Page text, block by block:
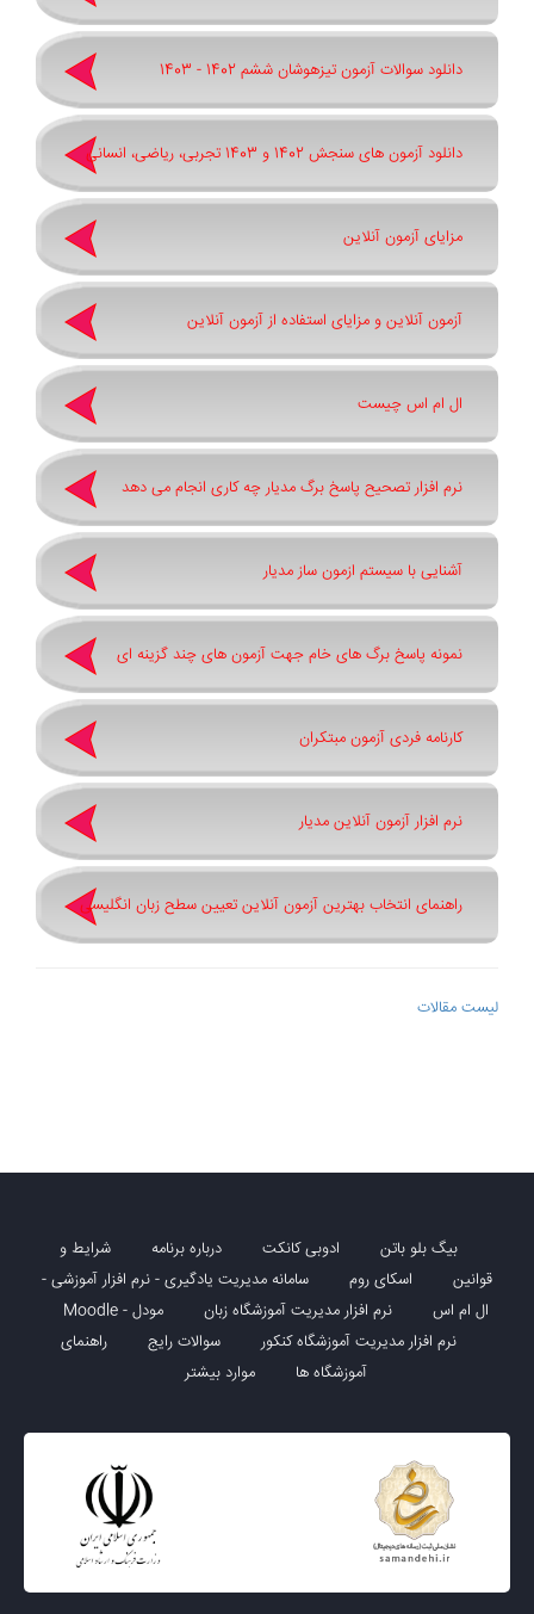
دانلود سوالات آزمون تیزهوشان ششم 1402 - 1403
دانلود آزمون های سنجش 1402 و 1403 تجربی، ریاضی، انسانی
مزایای آزمون آنلاین
آزمون آنلاین و مزایای استفاده از آزمون آنلاین
ال ام اس چیست
نرم افزار تصحیح پاسخ برگ مدیار چه کاری انجام می دهد
آشنایی با سیستم ازمون ساز مدیار
نمونه پاسخ برگ های خام جهت آزمون های چند گزینه ای
کارنامه فردی آزمون مبتکران
نرم افزار آزمون آنلاین مدیار
راهنمای انتخاب بهترین آزمون آنلاین تعیین سطح زبان انگلیسی
لیست مقالات
بیگ بلو باتن ادوبی کانکت درباره برنامه
شرایط و
قوانین
اسکای روم
سامانه مدیریت یادگیری - نرم افزار آموزشی -
ال ام اس
نرم افزار مدیریت آموزشگاه زبان
مودل - Moodle
نرم افزار مدیریت آموزشگاه کنکور
سوالات رایج
راهنمای
آموزشگاه ها
موارد بیشتر